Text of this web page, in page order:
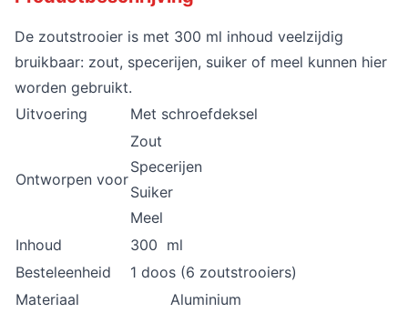
De zoutstrooier is met 300 ml inhoud veelzijdig
bruikbaar: zout, specerijen, suiker of meel kunnen hier
worden gebruikt.
Uitvoering
Met schroefdeksel
Ontworpen voor
Zout
Specerijen
Suiker
Meel
Inhoud
300 ml
Besteleenheid
1 doos (6 zoutstrooiers)
Materiaal
Aluminium